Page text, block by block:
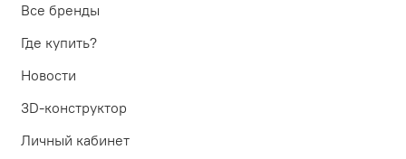
Все бренды
Где купить?
Новости
3D-конструктор
Личный кабинет